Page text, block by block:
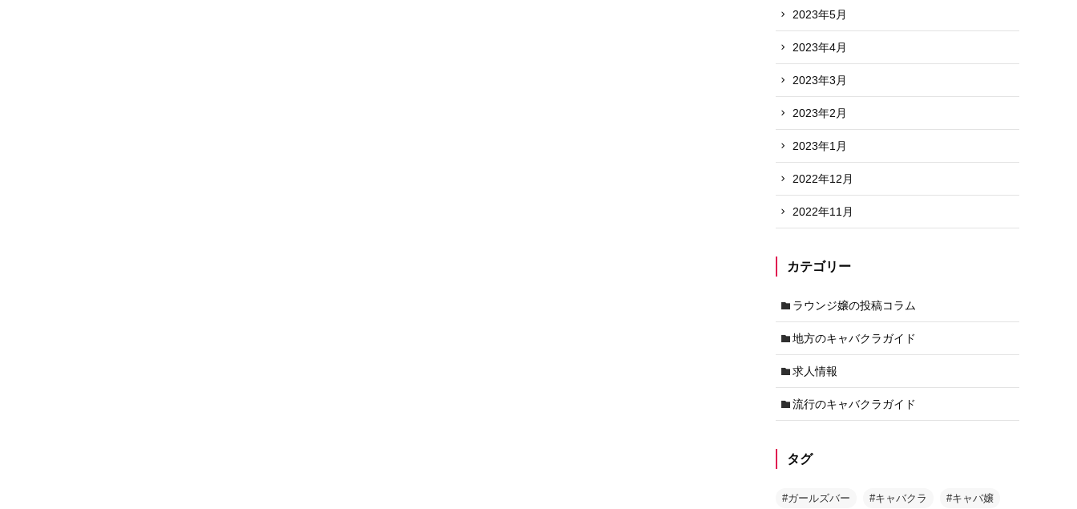
2023年5月
2023年4月
2023年3月
2023年2月
2023年1月
2022年12月
2022年11月
カテゴリー
ラウンジ嬢の投稿コラム
地方のキャバクラガイド
求人情報
流行のキャバクラガイド
タグ
#ガールズバー #キャバクラ #キャバ嬢